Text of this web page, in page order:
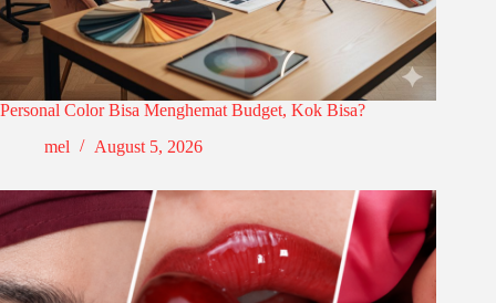
Personal Color Bisa Menghemat Budget, Kok Bisa?
mel
August 5, 2026